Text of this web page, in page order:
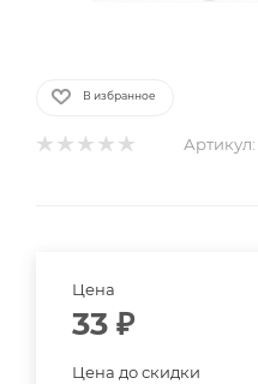
В избранное
Артикул:
Цена
33 ₽
Цена до скидки